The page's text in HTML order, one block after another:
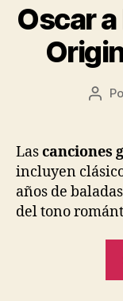
Oscar
Lascanciones
incluyen
años de
del tono